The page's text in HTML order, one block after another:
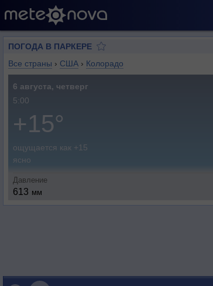
ПОГОДА В ПАРКЕРЕ
Все страны › США › Колорадо
6 августа, четверг
5:00
+15°
ощущается как +15
ясно
Давление
613 мм